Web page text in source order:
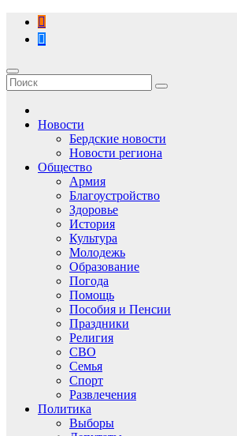
Перейти
содержимому
Новости
Бердские новости
Новости региона
Общество
Армия
Благоустройство
Здоровье
История
Культура
Молодежь
Образование
Погода
Помощь
Пособия и Пенсии
Праздники
Религия
СВО
Семья
Спорт
Развлечения
Политика
Выборы